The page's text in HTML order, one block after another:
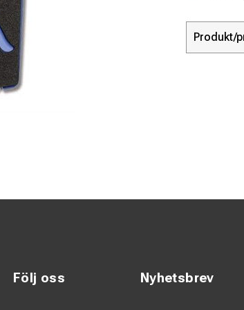
Produkt/
Följ oss Nyhetsbrev